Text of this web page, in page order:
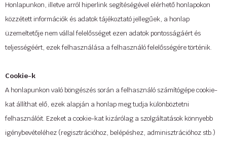
Honlapunkon, illetve arról hiperlink segítéségével elérhető honlapokon
közzétett információk és adatok tájékoztató jellegűek, a honlap
üzemeltetője nem vállal felelősséget ezen adatok pontosságáért és
teljességéért, ezek felhasználása a felhasználó felelősségére történik.
Cookie-k
A honlapunkon való böngészés során a felhasználó számítógépe cookie-
kat állíthat elő, ezek alapján a honlap meg tudja különböztetni
felhasználóit. Ezeket a cookie-kat kizárólag a szolgáltatások könnyebb
igénybevételéhez (regisztrációhoz, belépéshez, adminisztrációhoz stb.)